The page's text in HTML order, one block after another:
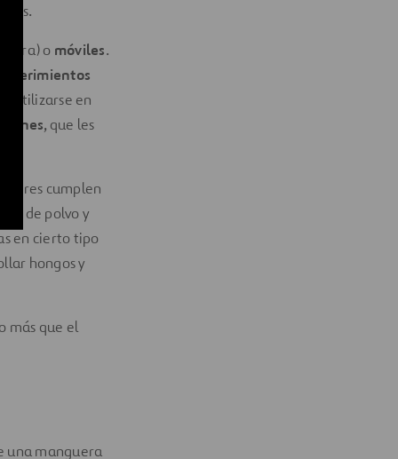
o móviles.
utilizarse en
, que les
cumplen
de polvo y
en cierto tipo
hongos y
más que el
una manguera